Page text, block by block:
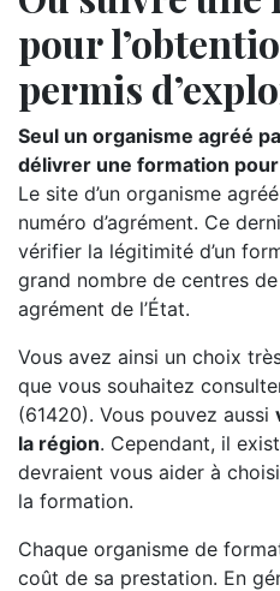
pour
permis
Seul un organisme agréé
délivrer une formation
Le site d’un organisme
numéro d’agrément. Ce
vérifier la légitimité d’un
grand nombre de centres
agrément de l’État.
Vous avez ainsi un choix
que vous souhaitez
(61420). Vous pouvez aussi
la région. Cependant, il
devraient vous aider à
la formation.
Chaque organisme de
coût de sa prestation. En